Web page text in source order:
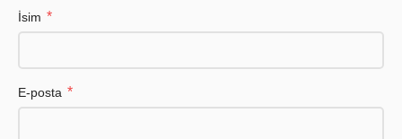
İsim *
E-posta *